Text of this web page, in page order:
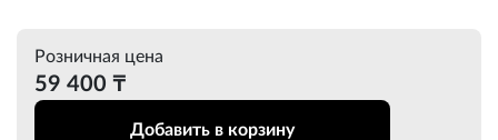
Розничная цена
59 400 ₸
Добавить в корзину